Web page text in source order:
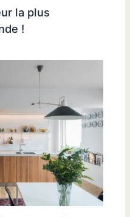
la plus
!